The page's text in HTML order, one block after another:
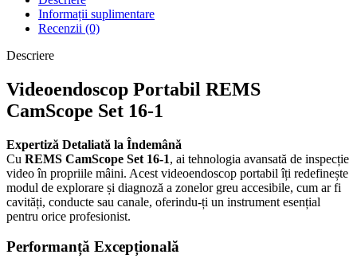
Informații suplimentare
Recenzii (0)
Descriere
Videoendoscop Portabil REMS
CamScope Set 16-1
Expertiză Detaliată la Îndemână
Cu REMS CamScope Set 16-1, ai tehnologia avansată de inspecție
video în propriile mâini. Acest videoendoscop portabil îți redefinește
modul de explorare și diagnoză a zonelor greu accesibile, cum ar fi
cavități, conducte sau canale, oferindu-ți un instrument esențial
pentru orice profesionist.
Performanță Excepțională